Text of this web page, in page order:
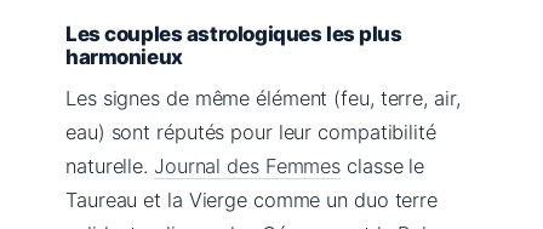
Les couples astrologiques les plus
harmonieux
Les signes de même élément (feu, terre, air,
eau) sont réputés pour leur compatibilité
naturelle. Journal des Femmes classe le
Taureau et la Vierge comme un duo terre